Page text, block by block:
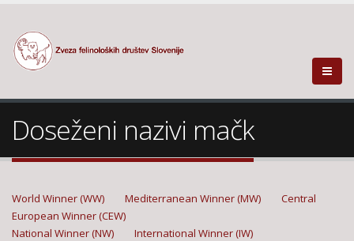
Doseženi nazivi mačk
World Winner (WW) Mediterranean Winner (MW)
Central
European Winner (CEW)
National Winner (NW)
International Winner (IW)